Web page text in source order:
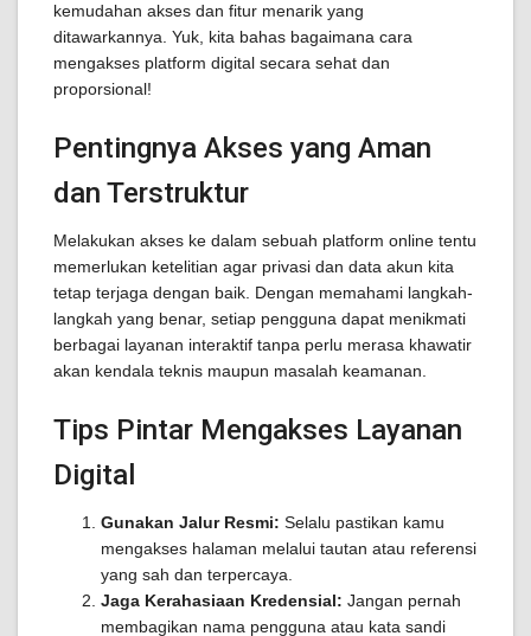
kemudahan akses dan fitur menarik yang
ditawarkannya. Yuk, kita bahas bagaimana cara
mengakses platform digital secara sehat dan
proporsional!
Pentingnya Akses yang Aman
dan Terstruktur
Melakukan akses ke dalam sebuah platform online tentu
memerlukan ketelitian agar privasi dan data akun kita
tetap terjaga dengan baik. Dengan memahami langkah-
langkah yang benar, setiap pengguna dapat menikmati
berbagai layanan interaktif tanpa perlu merasa khawatir
akan kendala teknis maupun masalah keamanan.
Tips Pintar Mengakses Layanan
Digital
Gunakan Jalur Resmi: Selalu pastikan kamu
mengakses halaman melalui tautan atau referensi
yang sah dan terpercaya.
Jaga Kerahasiaan Kredensial: Jangan pernah
membagikan nama pengguna atau kata sandi